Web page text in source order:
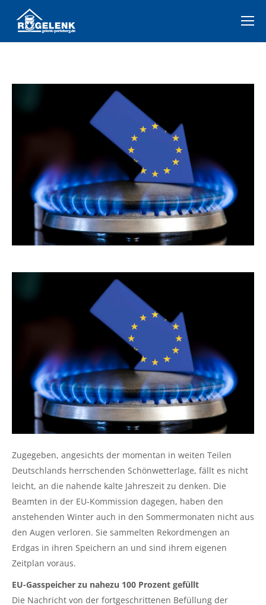
Zugegeben, angesichts der momentan in weiten Teilen
Deutschlands herrschenden Schönwetterlage, fällt es nicht
leicht, an die nahende kalte Jahreszeit zu denken. Die
Beamten in der EU-Kommission dagegen, haben den
anstehenden Winter auch in den Sommermonaten nicht aus
den Augen verloren. Sie sammelten Rekordmengen an
Erdgas in ihren Speichern an und sind ihrem eigenen
Zeitplan voraus.
EU-Gasspeicher zu nahezu 100 Prozent gefüllt
Die Nachricht von der fortgeschrittenen Befüllung der